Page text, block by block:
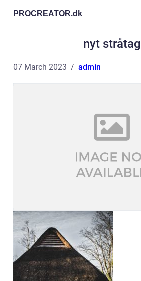
PROCREATOR.dk
nyt stråtag
07 March 2023 admin